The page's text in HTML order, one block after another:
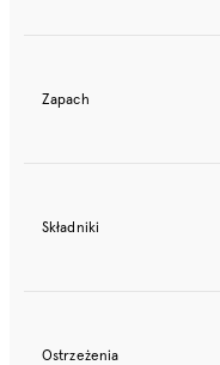
Zapach
Składniki
Ostrzeżenia